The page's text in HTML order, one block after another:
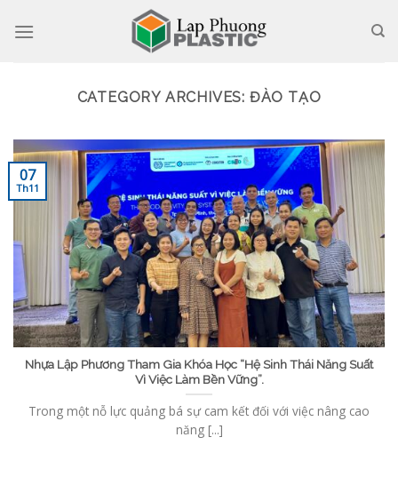
CATEGORY ARCHIVES: ĐÀO TẠO
Nhựa Lập Phương Tham Gia Khóa Học “Hệ Sinh Thái Năng Suất
Vì Việc Làm Bền Vững”.
Trong một nỗ lực quảng bá sự cam kết đối với việc nâng cao
năng [...]
07
Th11